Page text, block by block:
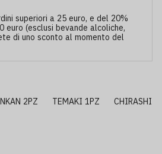
superiori a 25 euro, e del 20%
euro (esclusi bevande alcoliche,
di uno sconto al momento del
2PZ TEMAKI 1PZ CHIRASHI